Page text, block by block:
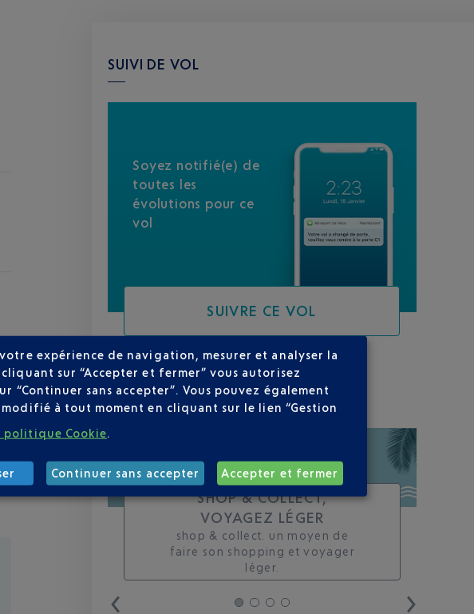
SUIVI DE VOL
Soyez notifié(e) de
toutes les
évolutions pour ce
vol
SUIVRE CE VOL
SUR VOTRE PARCOURS
SHOP & COLLECT,
VOYAGEZ LÉGER
shop & collect. un moyen de
faire son shopping et voyager
léger.
expérience de navigation, mesurer et analyser la
sur “Accepter et fermer” vous autorisez
“Continuer sans accepter”. Vous pouvez également
à tout moment en cliquant sur le lien “Gestion
politique Cookie
Continuer sans accepter Accepter et fermer